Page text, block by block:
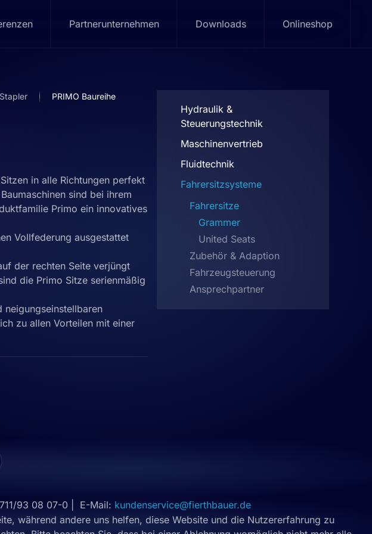
Partnerunternehmen Downloads Onlineshop
Stapler PRIMO Baureihe
in alle Richtungen perfekt
sind bei ihrem
Primo ein innovatives
Vollfederung ausgestattet
der rechten Seite verjüngt
die Primo Sitze serienmäßig
zu allen Vorteilen mit einer
Hydraulik &
Steuerungstechnik
Maschinenvertrieb
Fluidtechnik
Fahrersitzsysteme
Fahrersitze
Grammer
United Seats
Zubehör & Adaption
Fahrzeugsteuerung
Ansprechpartner
93 08 07-0 | E-Mail: kundenservice@fierthbauer.de
während andere uns helfen, diese Website und die Nutzererfahrung zu